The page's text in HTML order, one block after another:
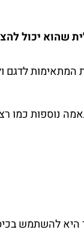
שהוא יכול
המתאימות
נוספות כמו
היא להשתמש